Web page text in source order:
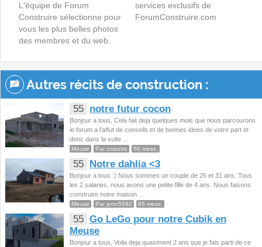
L'équipe de Forum
Construire sélectionne pour
vous les plus belles photos
des membres et du web.
services exclusifs de
ForumConstruire.com
Autres récits de construction :
55 notre futur cocon
Bonjour a tous, Cela fait deja quelques mois que nous parcourons
le forum a l'affut de conseils et de bonnes idees de votre part et
donc dans la suite ...
Meuse Par zoizette 50 mess.
55 Notre dahlia <3
Bonjour a tous :) Nous sommes un couple de 26 et 31 ans. Tous
les 2 salaries, nous avons une petite fille de 4 ans. Nous faisons
construire notre maison ...
Meuse Par jenn5592 95 mess.
55 Go LeGo pour notre Cubik en
Meuse
Bonjour a tous, Voila deja quasiment 2 ans que je fais parti de ce